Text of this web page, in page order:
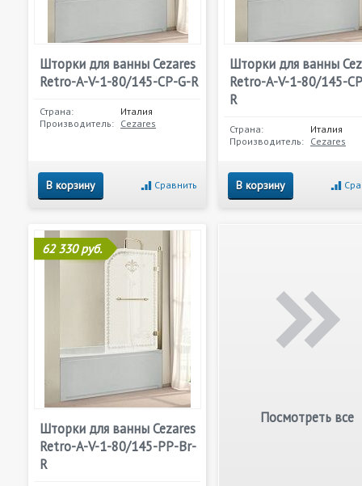
Шторки для ванны Cezares
Retro-A-V-1-80/145-CP-G-R
Страна:
Италия
Производитель: Cezares
В корзину Сравнить
Шторки для ванны
Retro-A-V-1-80/145-
R
Страна:
Италия
Производитель: Cezares
В корзину
62 330 руб.
Шторки для ванны Cezares
Retro-A-V-1-80/145-PP-Br-
R
Посмотреть все